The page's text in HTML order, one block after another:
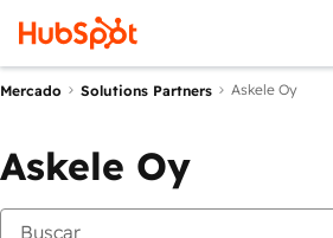
Mercado Solutions Partners Askele Oy
Askele Oy